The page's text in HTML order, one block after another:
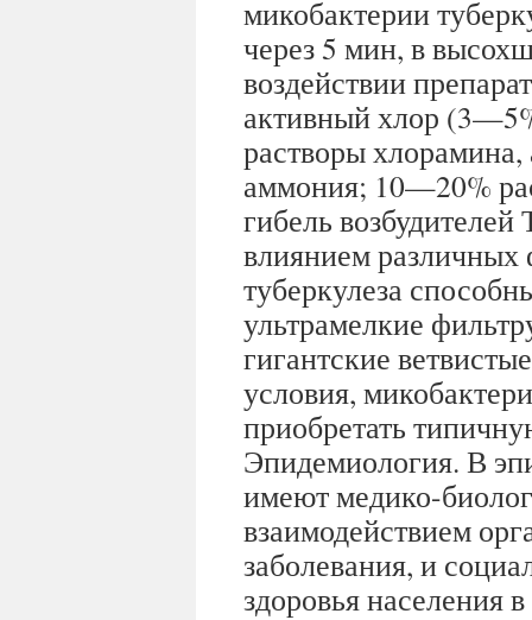
микобактерии
через 5 мин, в
воздействии
активный хлор
растворы
аммония; 10—20%
гибель
влиянием различных
туберкулеза
ультрамелкие
гигантские
условия,
приобретать
Эпидемиология. В
имеют медико-
взаимодействием
заболевания, и
здоровья населения